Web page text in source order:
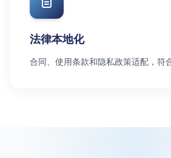
法律本地化
合同、使用条款和隐私政策适配，符